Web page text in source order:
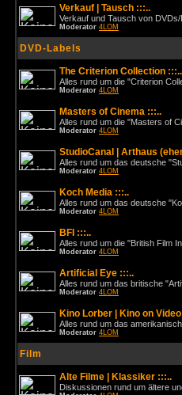
Verkauf | Tausch :::..
Verkauf und Tausch von
Moderator 4LOM
DVD-Labels
The Criterion Collection :::..
Alles rund um die "Criterion
Moderator 4LOM
Masters of Cinema :::..
Alles rund um die "Masters of
Moderator 4LOM
StudioCanal | Arthaus
Alles rund um das deutsche
Moderator 4LOM
Koch Media :::..
Alles rund um das deutsche
Moderator 4LOM
BFI :::..
Alles rund um die "British Film
Moderator 4LOM
Artificial Eye :::..
Alles rund um das britische
Moderator 4LOM
Kino Lorber | Kino on
Alles rund um das
Moderator 4LOM
Film
Alte Filme | Klassiker :::..
Diskussionen rund um ältere